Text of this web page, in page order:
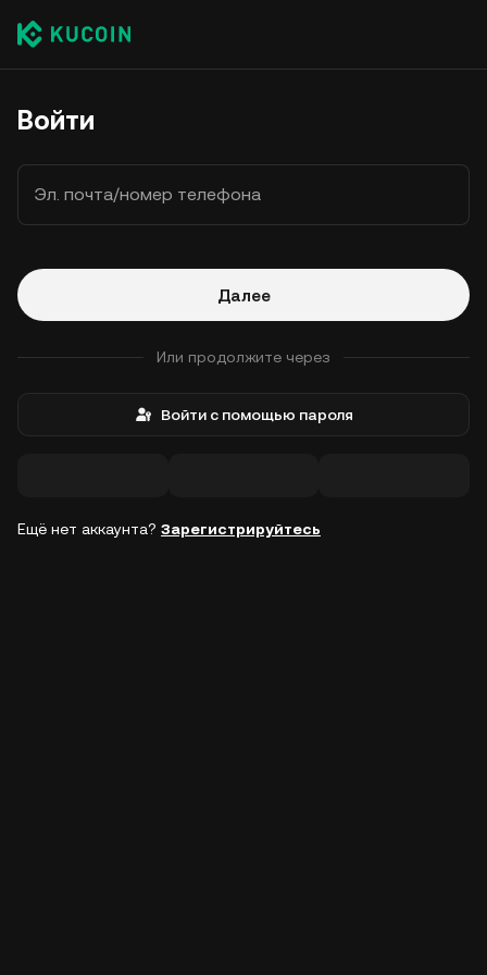
Войти
Эл. почта/номер телефона
Далее
Или продолжите через
Войти с помощью пароля
Ещё нет аккаунта? Зарегистрируйтесь